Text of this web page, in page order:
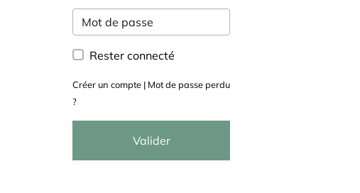
Rester connecté
Créer un compte | Mot de passe perdu
?
Valider